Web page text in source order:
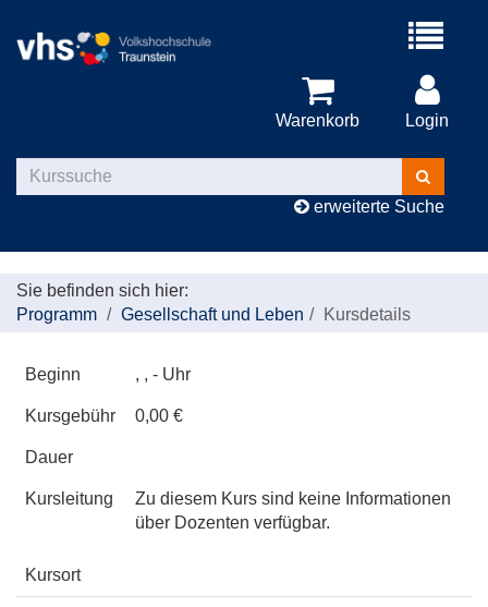
Menü
Warenkorb Login
Kurse
suchen
erweiterte Suche
Sie befinden sich hier:
Programm
Gesellschaft und Leben Kursdetails
Beginn , , - Uhr
Kursgebühr 0,00 €
Dauer
Kursleitung
Zu diesem Kurs sind keine Informationen
über Dozenten verfügbar.
Kursort